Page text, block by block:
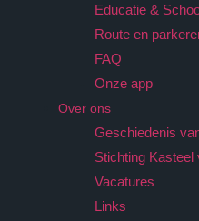
Educatie &
Route en
FAQ
Onze app
Over ons
Geschiedenis
Stichting Kasteel
Vacatures
Links